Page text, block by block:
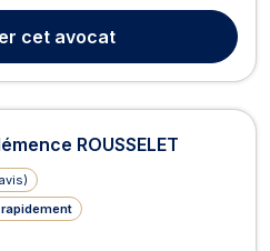
à votre service pour vous
vos procédure...
cet avocat
ROUSSELET
)